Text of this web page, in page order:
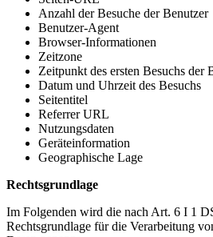
Anzahl der Besuche der Benutzer
Benutzer-Agent
Browser-Informationen
Zeitzone
Zeitpunkt des ersten Besuchs der
Datum und Uhrzeit des Besuchs
Seitentitel
Referrer URL
Nutzungsdaten
Geräteinformation
Geographische Lage
Rechtsgrundlage
Im Folgenden wird die nach Art. 6 I 1
Rechtsgrundlage für die Verarbeitung